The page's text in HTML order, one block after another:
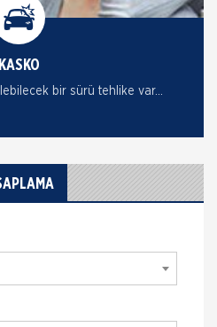
KASKO
bir sürü tehlike var...